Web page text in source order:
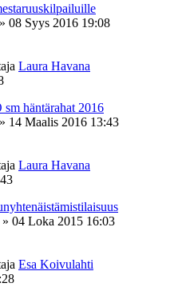
» 08 Syys 2016 19:08
Laura Havana
häntärahat 2016
» 14 Maalis 2016 13:43
Laura Havana
» 04 Loka 2015 16:03
Esa Koivulahti